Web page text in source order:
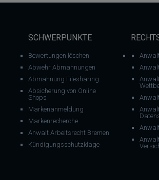
SCHWERPUNKTE
Bewertungen löschen
Abwehr Abmahnungen
Abmahnung Filesharing
Absicherung von Online
Shops
Markenanmeldung
Markenrecherche
Anwalt Arbeitsrecht Bremen
Kündigungsschutzklage